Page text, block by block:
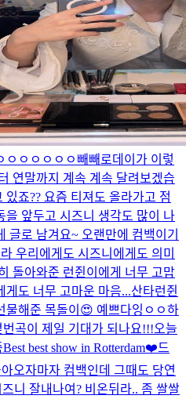
ㅇㅇㅇㅇㅇㅇ 빼빼로데이가 이렇
연말까지 계속 계속 달려보겠습
있죠?? 요즘 티져도 올라가고 점
을 앞두고 시즈니 생각도 많이 나
글로 남겨요~ 오랜만에 컴백이기
우리에게도 시즈니에게도 의미
돌아와준 런쥔이에게 너무 고맙
게도 너무 고마운 마음...산타런쥔
물해준 목돌이😍 예쁘다잉ㅇㅇ하
곡이 제일 기대가 되나요!!!오늘
Best best show in Rotterdam❤️드
오자마자 컴백인데 그때도 당연
즈니 잘내나여? 비온뒤라.. 좀 쌀쌀